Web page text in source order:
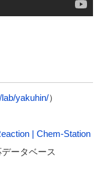
yakuhin/）
| Chem-Station
ータベース